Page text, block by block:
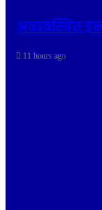
अव्यवस्थित
11 hours ago